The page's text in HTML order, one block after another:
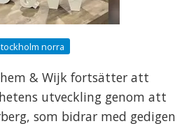
norra
& Wijk fortsätter att
utveckling genom att
som bidrar med gedigen